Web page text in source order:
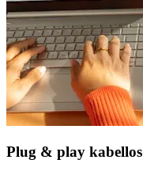
Plug & play kabellos